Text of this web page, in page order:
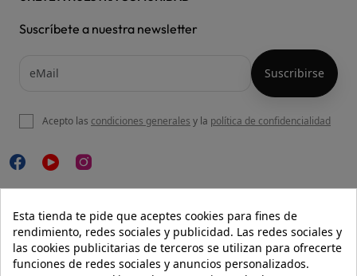
NUESTRA WEB
AYUDA
Suscríbete a nuestra newsletter
Acepto las condiciones generales y la política de confidencialidad
Esta tienda te pide que aceptes cookies para fines de
rendimiento, redes sociales y publicidad. Las redes sociales y
las cookies publicitarias de terceros se utilizan para ofrecerte
funciones de redes sociales y anuncios personalizados.